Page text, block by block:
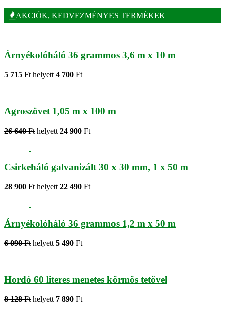
AKCIÓK, KEDVEZMÉNYES TERMÉKEK
Árnyékolóháló 36 grammos 3,6 m x 10 m
5 715 Ft helyett 4 700 Ft
Agroszövet 1,05 m x 100 m
26 640 Ft helyett 24 900 Ft
Csirkeháló galvanizált 30 x 30 mm, 1 x 50 m
28 900 Ft helyett 22 490 Ft
Árnyékolóháló 36 grammos 1,2 m x 50 m
6 090 Ft helyett 5 490 Ft
Hordó 60 literes menetes körmös tetővel
8 128 Ft helyett 7 890 Ft